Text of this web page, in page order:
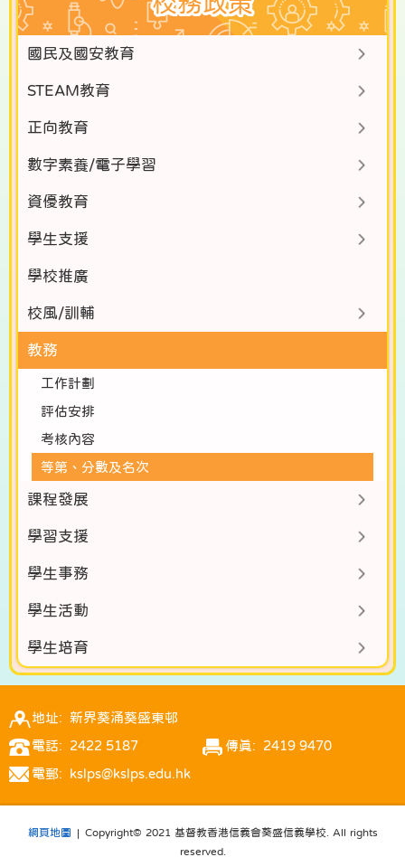
國民及國安教育
STEAM教育
正向教育
數字素養/電子學習
資優教育
學生支援
學校推廣
校風/訓輔
教務
工作計劃
評估安排
考核內容
等第、分數及名次
課程發展
學習支援
學生事務
學生活動
學生培育
地址: 新界葵涌葵盛東邨
電話: 2422 5187 傳真: 2419 9470
電郵: kslps@kslps.edu.hk
網頁地圖
| Copyright© 2021 基督教香港信義會葵盛信義學校. All rights
reserved.